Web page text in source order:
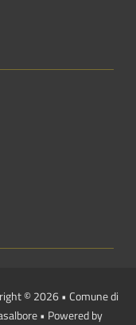
© 2026 • Comune di
• Powered by